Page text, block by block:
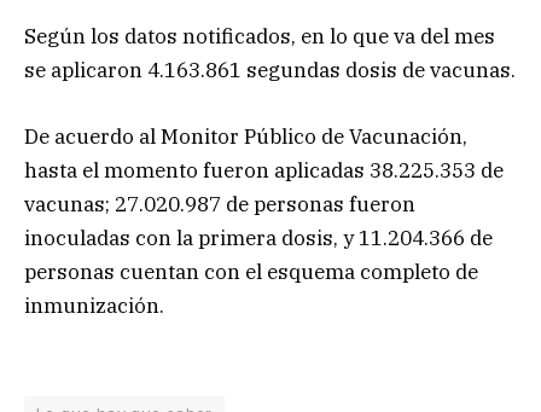
Según los datos notificados, en lo que va del mes
se aplicaron 4.163.861 segundas dosis de vacunas.
De acuerdo al Monitor Público de Vacunación,
hasta el momento fueron aplicadas 38.225.353 de
vacunas; 27.020.987 de personas fueron
inoculadas con la primera dosis, y 11.204.366 de
personas cuentan con el esquema completo de
inmunización.